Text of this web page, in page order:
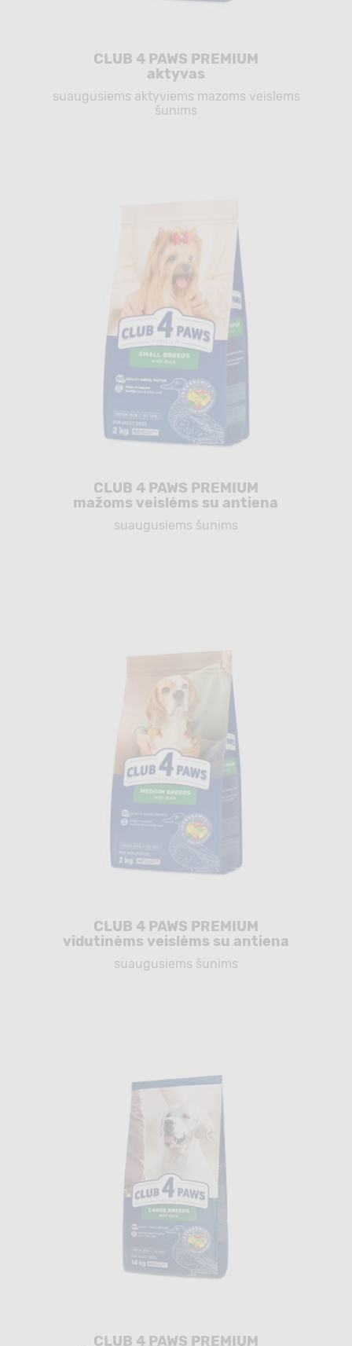
CLUB 4 PAWS PREMIUM
aktyvas
suaugusiems aktyviems mazoms veislems
šunims
CLUB 4 PAWS PREMIUM
mažoms veislėms su antiena
suaugusiems šunims
CLUB 4 PAWS PREMIUM
vidutinėms veislėms su antiena
suaugusiems šunims
CLUB 4 PAWS PREMIUM